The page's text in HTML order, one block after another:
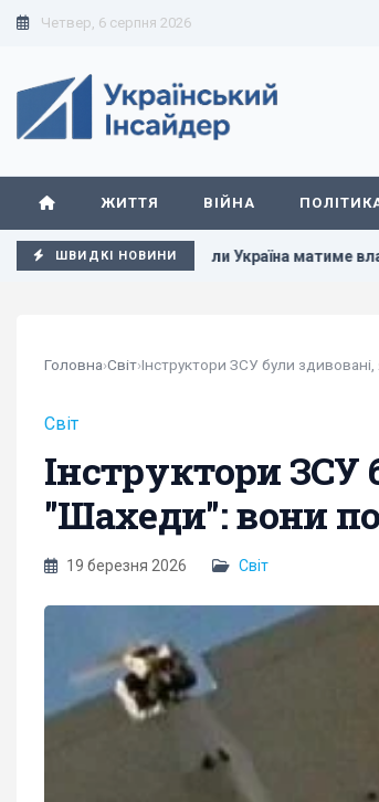
Четвер, 6 серпня 2026
ЖИТТЯ ВІЙНА
ШВИДКІ НОВИНИ
Коли Україна матиме власну
Головна›Світ›
Світ
Інструктори
"Шахеди": вони
19 березня 2026 Світ